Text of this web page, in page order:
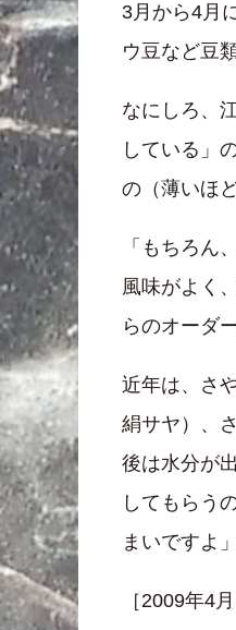
3月から4月
ウ豆など豆
なにしろ、
している」
の（薄いほ
「もちろん
風味がよく
らのオーダ
近年は、さ
絹サヤ）、
後は水分が
してもらう
まいですよ
［2009年4